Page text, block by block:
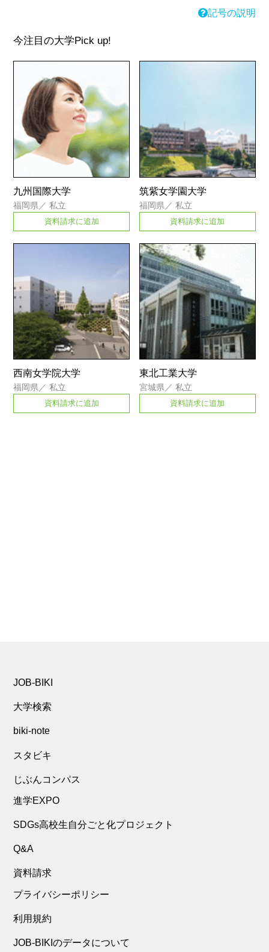
記号の説明
今注目の大学Pick up!
九州国際大学
福岡県 ／私立
資料請求に追加
筑紫女学園大学
福岡県 ／私立
資料請求に追加
西南女学院大学
福岡県 ／私立
資料請求に追加
東北工業大学
宮城県 ／私立
資料請求に追加
JOB-BIKI
大学検索
biki-note
スタビキ
じぶんコンパス
進学EXPO
SDGs高校生自分ごと化プロジェクト
Q&A
資料請求
プライバシーポリシー
利用規約
JOB-BIKIのデータについて